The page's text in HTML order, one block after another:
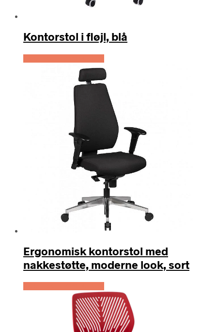
Kontorstol i fløjl, blå
Ergonomisk kontorstol med
nakkestøtte, moderne look, sort